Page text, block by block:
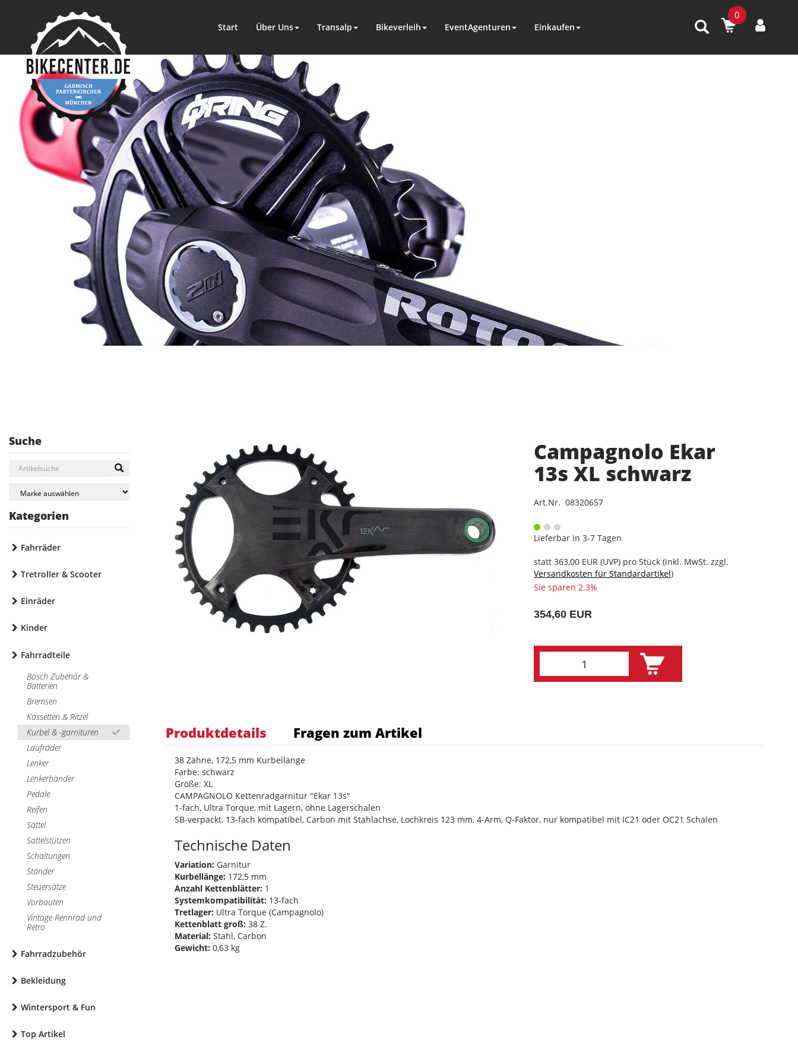
0
Start Über Uns Transalp Bikeverleih EventAgenturen Einkaufen
Suche
Kategorien
Fahrräder
Tretroller & Scooter
Einräder
Kinder
Fahrradteile
Bosch Zubehör &
Batterien
Bremsen
Kassetten & Ritzel
Kurbel & -garnituren
Laufräder
Lenker
Lenkerbänder
Pedale
Reifen
Sättel
Sattelstützen
Schaltungen
Ständer
Steuersätze
Vorbauten
Vintage Rennrad und
Retro
Fahrradzubehör
Bekleidung
Wintersport & Fun
Top Artikel
Campagnolo Ekar
13s XL schwarz
Art.Nr. 08320657
Lieferbar in 3-7 Tagen
statt 363,00 EUR(UVP) pro Stück (inkl. MwSt. zzgl.
Versandkosten für Standardartikel)
Sie sparen 2.3%
354,60 EUR
Produktdetails Fragen zum Artikel
38 Zähne, 172,5 mm Kurbellänge
Farbe: schwarz
Größe: XL
CAMPAGNOLO Kettenradgarnitur "Ekar 13s"
1-fach, Ultra Torque, mit Lagern, ohne Lagerschalen
SB-verpackt, 13-fach kompatibel, Carbon mit Stahlachse, Lochkreis 123 mm, 4-Arm, Q-Faktor, nur kompatibel mit IC21 oder OC21 Schalen
Technische Daten
Variation: Garnitur
Kurbellänge: 172,5 mm
Anzahl Kettenblätter: 1
Systemkompatibilität: 13-fach
Tretlager: Ultra Torque (Campagnolo)
Kettenblatt groß: 38 Z.
Material: Stahl, Carbon
Gewicht: 0,63 kg